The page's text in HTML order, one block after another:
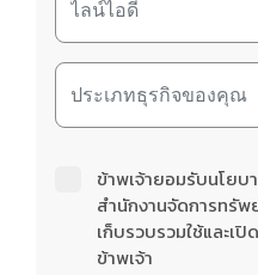
ข้าพเจ้ายอมรับนโย
สำนักงานจัดการทรัพ
เก็บรวบรวมใช้และเ
ข้าพเจ้า